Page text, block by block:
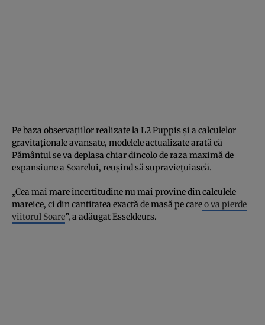
Pe baza observațiilor realizate la L2 Puppis și a calculelor
gravitaționale avansate, modelele actualizate arată că
Pământul se va deplasa chiar dincolo de raza maximă de
expansiune a Soarelui, reușind să supraviețuiască.
„Cea mai mare incertitudine nu mai provine din calculele
mareice, ci din cantitatea exactă de masă pe careo va pierde
viitorul Soare”, a adăugat Esseldeurs.